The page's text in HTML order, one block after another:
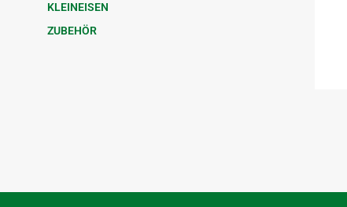
KLEINEISEN
ZUBEHÖR